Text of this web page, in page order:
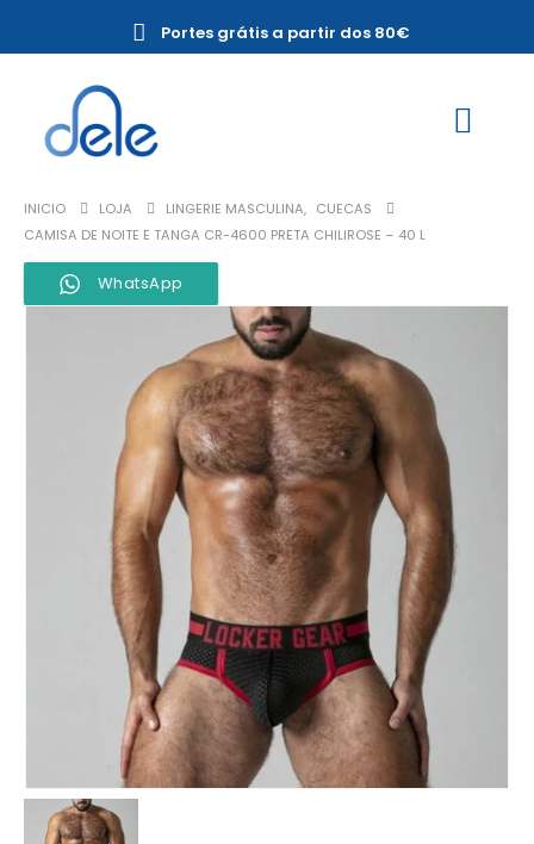
Portes grátis a partir dos 80€
INICIO LOJA LINGERIE MASCULINA, CUECAS
CAMISA DE NOITE E TANGA CR-4600 PRETA CHILIROSE – 40 L
WhatsApp